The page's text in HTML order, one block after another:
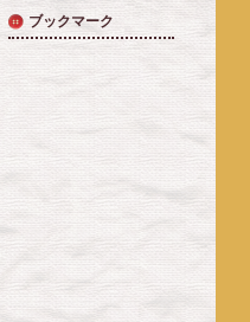
ブックマーク